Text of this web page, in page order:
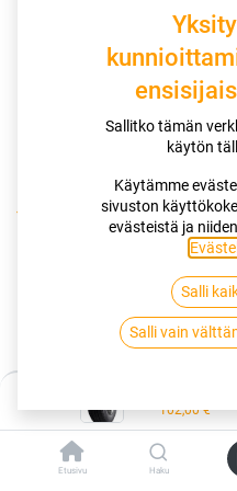
102,00€
Etusivu Haku
Kauppa
185/75R16C 104/102R
185/75R16C 104/
COMMERCIO VX1
102,00€/ kpl
Sallitko tämän
käytön
Käytämme
sivuston
evästeistä ja
Salli
Salli vain